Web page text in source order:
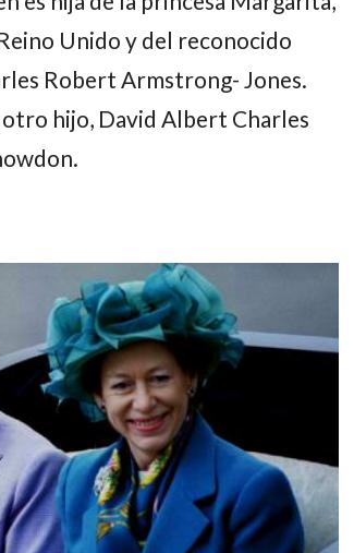
Unido y del reconocido
Robert Armstrong- Jones.
otro hijo, David Albert Charles